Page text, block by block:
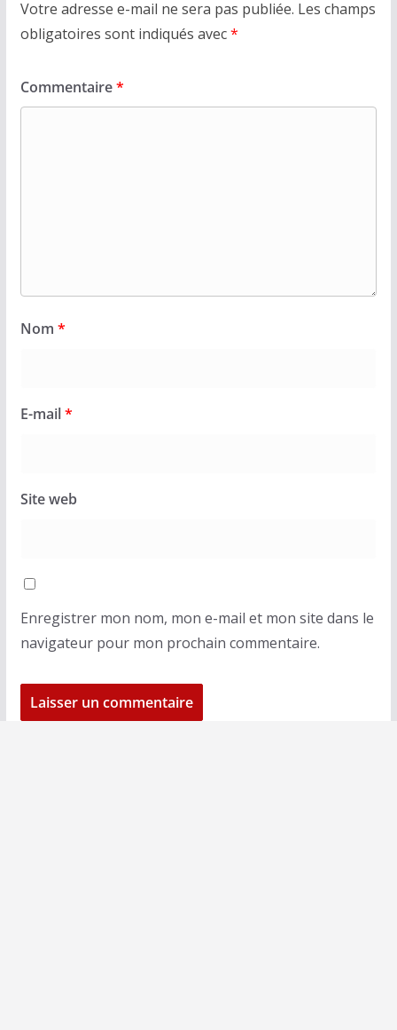
Votre adresse e-mail ne sera pas publiée. Les champs
obligatoires sont indiqués avec*
Commentaire*
Nom *
E-mail*
Site web
Enregistrer mon nom, mon e-mail et mon site dans le
navigateur pour mon prochain commentaire.